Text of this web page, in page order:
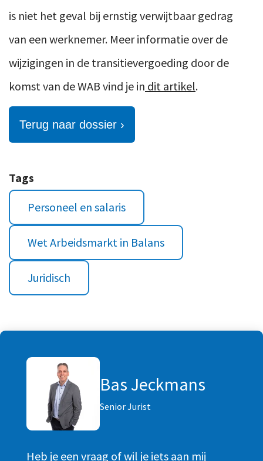
is niet het geval bij ernstig verwijtbaar gedrag
van een werknemer. Meer informatie over de
wijzigingen in de transitievergoeding door de
komst van de WAB vind je in dit artikel.
Terug naar dossier ›
Tags
Personeel en salaris
Wet Arbeidsmarkt in Balans
Juridisch
Bas Jeckmans
Senior Jurist
Heb je een vraag of wil je iets aan mij